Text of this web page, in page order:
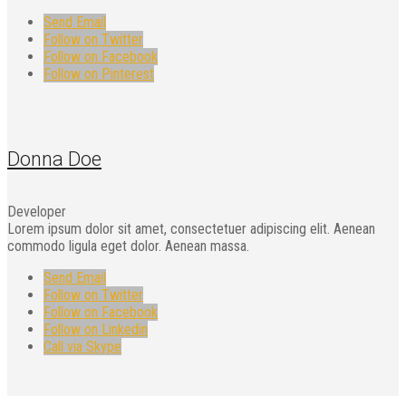
Send Email
Follow on Twitter
Follow on Facebook
Follow on Pinterest
Donna Doe
Developer
Lorem ipsum dolor sit amet, consectetuer adipiscing elit. Aenean
commodo ligula eget dolor. Aenean massa.
Send Email
Follow on Twitter
Follow on Facebook
Follow on Linkedin
Call via Skype